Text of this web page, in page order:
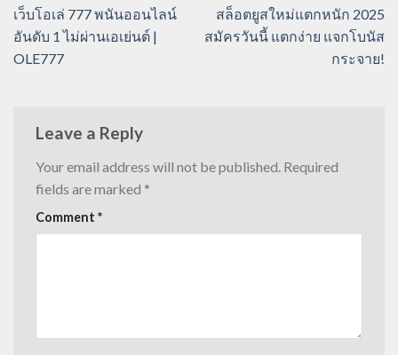
เว็บโอเล่ 777 พนันออนไลน์
อันดับ 1 ไม่ผ่านเอเย่นต์ |
OLE777
สล็อตยูสใหม่แตกหนัก 2025
สมัครวันนี้ แตกง่าย แจกโบนัส
กระจาย!
Leave a Reply
Your email address will not be published. Required
fields are marked *
Comment *